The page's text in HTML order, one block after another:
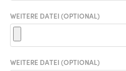
WEITERE DATEI (OPTIONAL)
WEITERE DATEI (OPTIONAL)